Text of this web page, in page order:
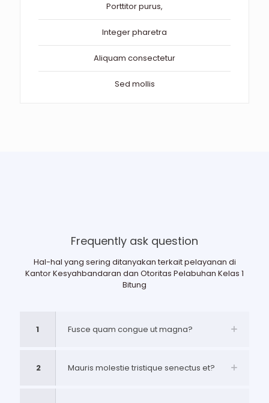
Porttitor purus,
Integer pharetra
Aliquam consectetur
Sed mollis
Frequently ask question
Hal-hal yang sering ditanyakan terkait pelayanan di
Kantor Kesyahbandaran dan Otoritas Pelabuhan Kelas 1
Bitung
1 Fusce quam congue ut magna?
2 Mauris molestie tristique senectus et?